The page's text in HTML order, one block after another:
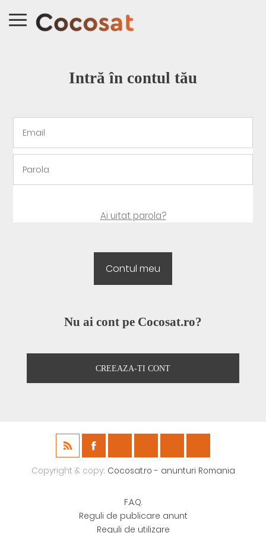
Intră în contul tău
Ai uitat parola?
Nu ai cont pe Cocosat.ro?
CREEAZA-TI CONT
Copyright & copy; Cocosat.ro - anunturi Romania
F.A.Q.
Reguli de publicare anunt
Reguli de utilizare